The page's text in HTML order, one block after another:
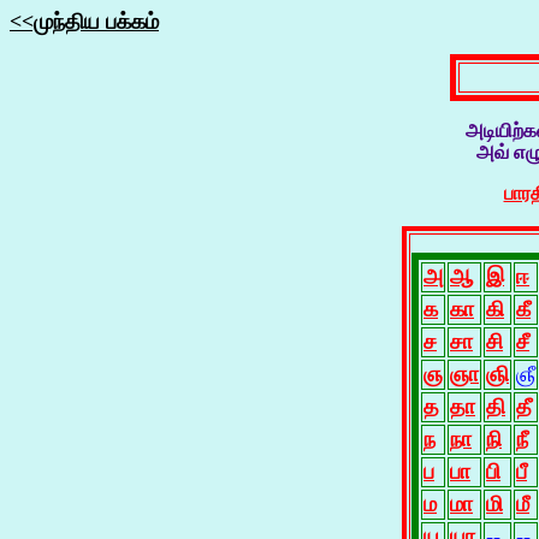
<<முந்திய பக்கம்
அவ்
அ ஆ இ ஈ
க கா கி கீ
ச சா சி சீ
ஞ ஞா ஞி ஞீ
த தா தி தீ
ந நா நி நீ
ப
பா பி பீ
ம மா மி மீ